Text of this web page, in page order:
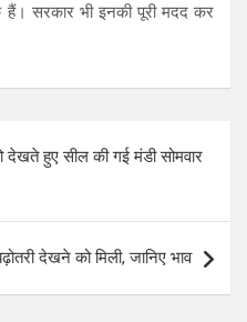
सरकार भी इनकी पूरी मदद कर
हुए सील की गई मंडी सोमवार
देखने को मिली, जानिए भाव